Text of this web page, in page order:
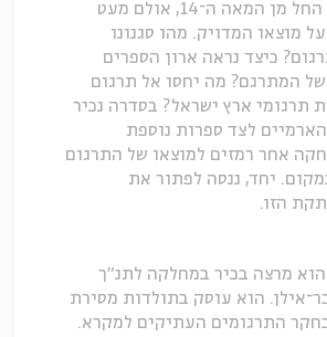
סימנים לקיומו החל מן המאה ה־14, אולם מעט
מוצאו המדויק. מהו סגנונו
כיצד נראה ארון הספרים
המתרגם? מה יחסו אל תרגום
תרגומי ארץ ישראל? בסדרה נכיר
לצד ספרות נוספת
אחר רמזים למוצאו של התרגום
יחד, ננסה לפתור את
הזו.
הוא מרצה בכיר במחלקה לתנ"ך
הוא עוסק בתולדות מסירת
התרגומים העתיקים למקרא.